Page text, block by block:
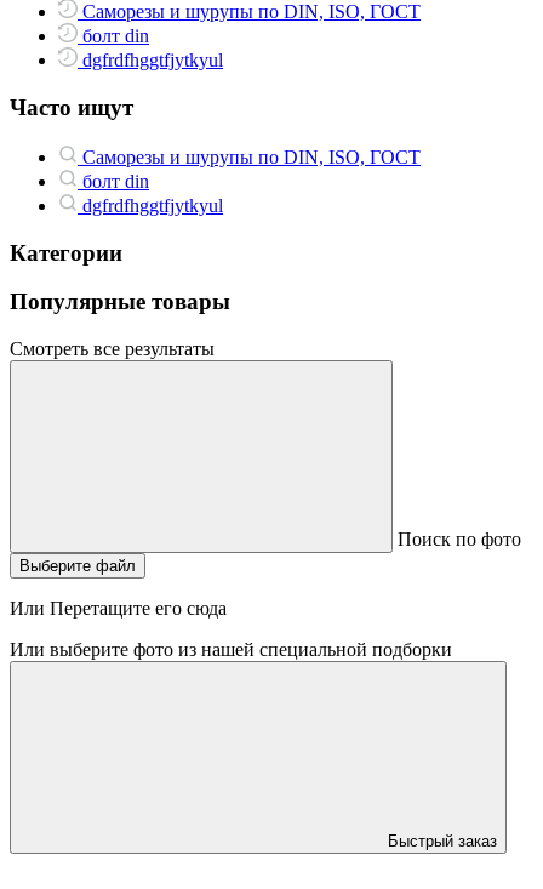
Саморезы и шурупы по DIN, ISO, ГОСТ
болт din
dgfrdfhggtfjytkyul
Часто ищут
Саморезы и шурупы по DIN, ISO, ГОСТ
болт din
dgfrdfhggtfjytkyul
Категории
Популярные товары
Смотреть все результаты
Поиск по фото
Выберите файл
Или Перетащите его сюда
Или выберите фото из нашей специальной подборки
Быстрый заказ